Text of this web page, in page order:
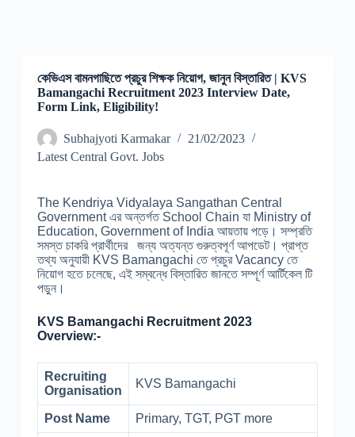
কেভিএস বামনগাছিতে প্রচুর শিক্ষক নিয়োগ, জানুন বিস্তারিত | KVS
Bamangachi Recruitment 2023 Interview Date,
Form Link, Eligibility!
Subhajyoti Karmakar
21/02/2023
Latest Central Govt. Jobs
The Kendriya Vidyalaya Sangathan Central
Government এর অন্তর্গত School Chain যা Ministry of
Education, Government of India আয়তায় পড়ে। সম্প্রতি
সমস্ত চাকরি প্রার্থীদের জন্য অত্যন্ত গুরুত্বপূর্ণ আপডেট। প্রাপ্ত
তথ্য অনুযায়ী KVS Bamangachi তে প্রচুর Vacancy তে
নিয়োগ হতে চলেছে, এই সম্বন্ধে বিস্তারিত জানতে সম্পূর্ণ আর্টিকেল টি
পড়ুন।
KVS Bamangachi Recruitment 2023
Overview:-
Recruiting
Organisation
KVS Bamangachi
Post Name Primary, TGT, PGT more